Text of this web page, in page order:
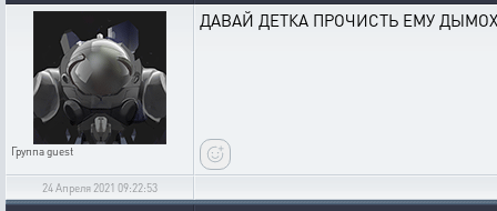
Группаguest
ДАВАЙ ДЕТКА ПРОЧИСТЬ ЕМУ
24 Апреля 2021 09:22:53